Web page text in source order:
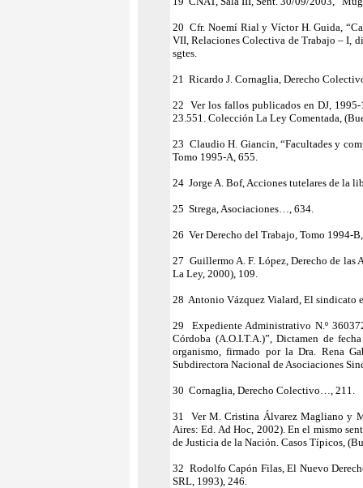
20 Cfr. Noemí Rial y Víctor H. Guida,
VII, Relaciones Colectiva de Trabajo – I,
sgtes.
21 Ricardo J. Cornaglia, Derecho
22 Ver los fallos publicados en DJ,
23.551. Colección La Ley Comentada,
23 Claudio H. Giancin, “Facultades y
Tomo 1995-A, 655.
24 Jorge A. Bof, Acciones tutelares de la
25 Strega, Asociaciones…, 634.
26 Ver Derecho del Trabajo, Tomo 1994-
27 Guillermo A. F. López, Derecho de las
La Ley, 2000), 109.
28 Antonio Vázquez Vialard, El sindicato
29 Expediente Administrativo N.º
Córdoba (A.O.I.T.A.)”, Dictamen de
organismo, firmado por la Dra. Rena
Subdirectora Nacional de Asociaciones
30 Cornaglia, Derecho Colectivo…, 211.
31 Ver M. Cristina Álvarez Magliano y
Aires: Ed. Ad Hoc, 2002). En el mismo
de Justicia de la Nación. Casos Típicos,
32 Rodolfo Capón Filas, El Nuevo
SRL, 1993), 246.